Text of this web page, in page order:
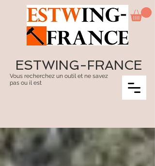
ESTWING-FRANCE
Vous recherchez un outil et ne savez
pas ou il est